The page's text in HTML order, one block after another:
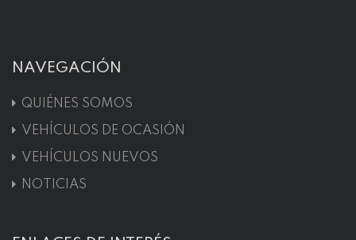
NAVEGACIÓN
QUIÉNES SOMOS
VEHÍCULOS DE OCASIÓN
VEHÍCULOS NUEVOS
NOTICIAS